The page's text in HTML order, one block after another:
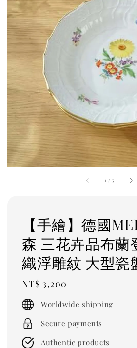
1 /5
【手繪】德國
森 三花卉品布蘭
織浮雕紋 大型瓷
Regular
price
NT$ 3,200
Worldwide shipping
Secure payments
Authentic products